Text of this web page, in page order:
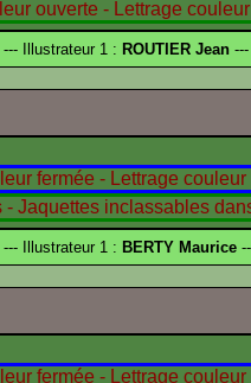
--- Illustrateur 1 : ROUTIER Jean ---
--- Illustrateur 1 : BERTY Maurice